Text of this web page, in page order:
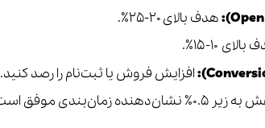
هدف بالای ۲۰-۲۵٪.
۱۰-۱۵٪.
افزایش فروش یا ثبت‌نام را رصد کنید.
نشان‌دهنده زمان‌بندی موفق است.